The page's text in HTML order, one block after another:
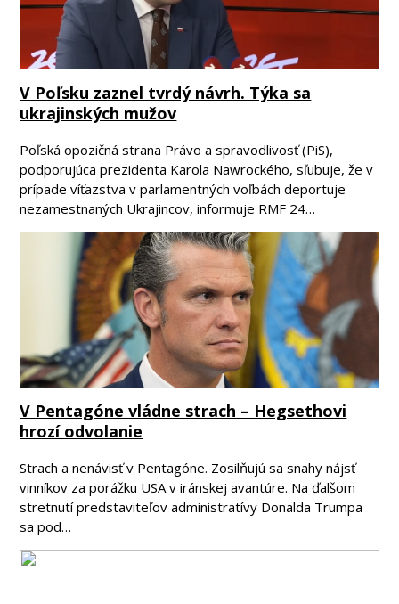
V Poľsku zaznel tvrdý návrh. Týka sa
ukrajinských mužov
Poľská opozičná strana Právo a spravodlivosť (PiS),
podporujúca prezidenta Karola Nawrockého, sľubuje, že v
prípade víťazstva v parlamentných voľbách deportuje
nezamestnaných Ukrajincov, informuje RMF 24…
V Pentagóne vládne strach – Hegsethovi
hrozí odvolanie
Strach a nenávisť v Pentagóne. Zosilňujú sa snahy nájsť
vinníkov za porážku USA v iránskej avantúre. Na ďalšom
stretnutí predstaviteľov administratívy Donalda Trumpa
sa pod…